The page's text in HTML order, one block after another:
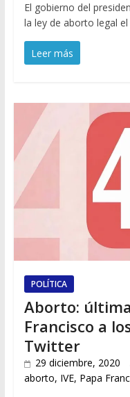
El gobierno del
la ley de aborto legal
Leer más
POLÍTICA
Aborto:
Francisco a
Twitter
29 diciembre, 2020
aborto, IVE, Papa